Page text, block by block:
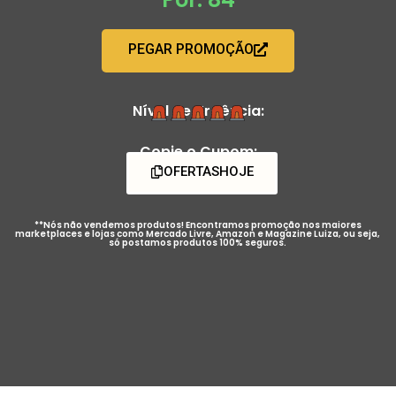
PEGAR PROMOÇÃO
Nível de Urgência:
Copie o Cupom:
OFERTASHOJE
**Nós não vendemos produtos! Encontramos promoção nos maiores
marketplaces e lojas como Mercado Livre, Amazon e Magazine Luiza, ou seja,
só postamos produtos 100% seguros.